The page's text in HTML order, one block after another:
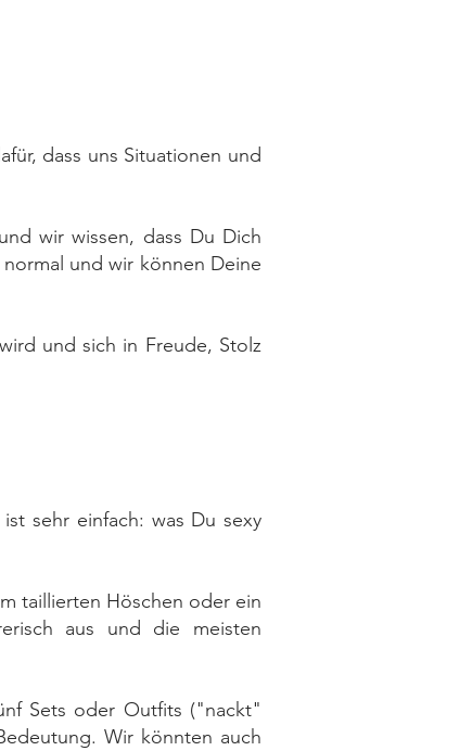
dass uns Situationen und
wir wissen, dass Du Dich
und wir können Deine
und sich in Freude, Stolz
sehr einfach: was Du sexy
taillierten Höschen oder ein
aus und die meisten
Sets oder Outfits ("nackt"
Wir könnten auch